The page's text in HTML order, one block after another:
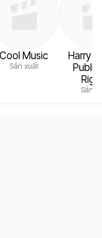
Cool Music
Sản xuất
Harry
Sản